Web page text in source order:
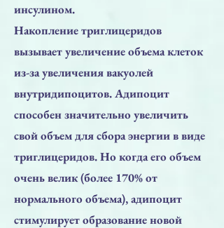
инсулином.
Накопление триглицеридов
вызывает увеличение объема клеток
из-за увеличения вакуолей
внутридипоцитов. Адипоцит
способен значительно увеличить
свой объем для сбора энергии в виде
триглицеридов. Но когда его объем
очень велик (более 170% от
нормального объема), адипоцит
стимулирует образование новой